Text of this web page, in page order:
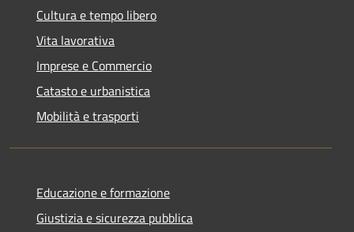
Cultura e tempo libero
Vita lavorativa
Imprese e Commercio
Catasto e urbanistica
Mobilità e trasporti
Educazione e formazione
Giustizia e sicurezza pubblica